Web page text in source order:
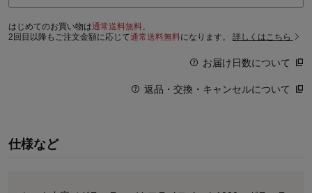
はじめてのお買い物は通常送料無料。
2回目以降もご注文金額に応じて通常送料無料になります。 詳しくはこちら
お届け日数について
返品・交換・キャンセルについて
仕様など